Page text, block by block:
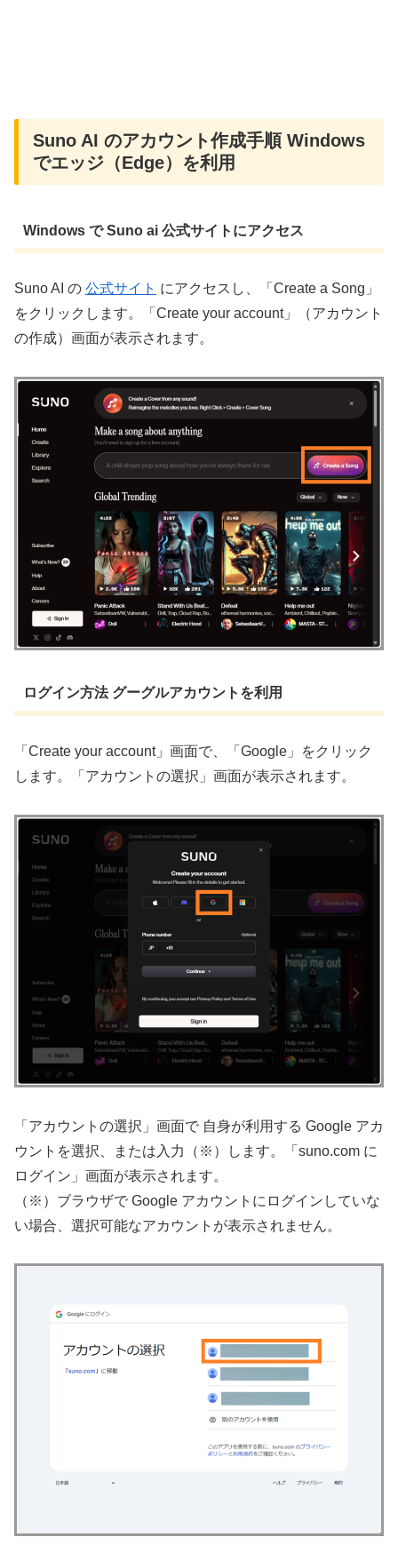
Suno AI のアカウント作成手順 Windows
でエッジ（Edge）を利用
Windows で Suno ai 公式サイトにアクセス
Suno AI の 公式サイト にアクセスし、「Create a Song」
をクリックします。「Create your account」（アカウント
の作成）画面が表示されます。
ログイン方法 グーグルアカウントを利用
「Create your account」画面で、「Google」をクリック
します。「アカウントの選択」画面が表示されます。
「アカウントの選択」画面で 自身が利用する Google アカ
ウントを選択、または入力（※）します。「suno.com に
ログイン」画面が表示されます。
（※）ブラウザで Google アカウントにログインしていな
い場合、選択可能なアカウントが表示されません。